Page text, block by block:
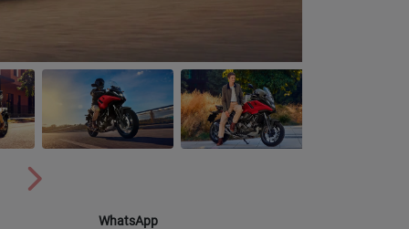
Próximo
WhatsApp